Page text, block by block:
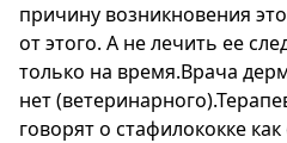
причину возникновения
от этого. А не лечить ее
только на время.Врача
нет
говорят о стафилококке